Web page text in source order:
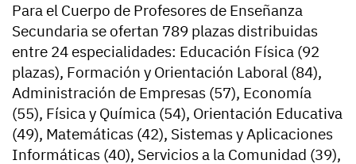
Para el Cuerpo de Profesores de Enseñanza
Secundaria se ofertan 789 plazas distribuidas
entre 24 especialidades: Educación Física (92
plazas), Formación y Orientación Laboral (84),
Administración de Empresas (57), Economía
(55), Física y Química (54), Orientación Educativa
(49), Matemáticas (42), Sistemas y Aplicaciones
Informáticas (40), Servicios a la Comunidad (39),